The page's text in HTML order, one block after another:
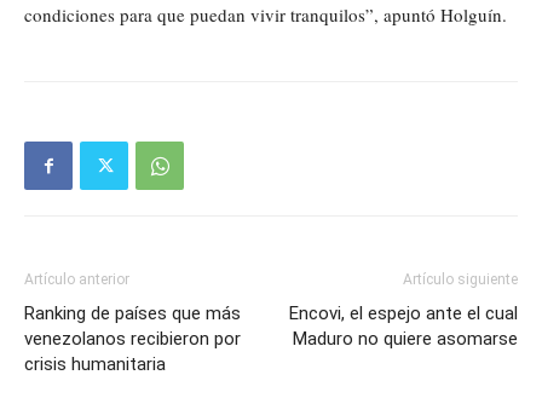
condiciones para que puedan vivir tranquilos”, apuntó Holguín.
Artículo anterior
Ranking de países que más
venezolanos recibieron por
crisis humanitaria
Artículo siguiente
Encovi, el espejo ante el cual
Maduro no quiere asomarse